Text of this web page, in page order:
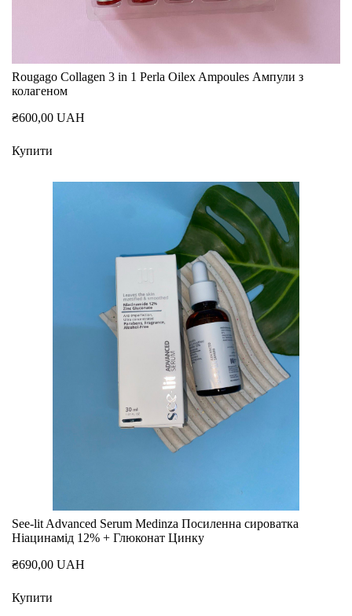
Rougago Collagen 3 in 1 Perla Oilex Ampoules Ампули з
колагеном
₴600,00 UAH
Купити
See-lit Advanced Serum Medinza Посиленна сироватка
Ніацинамід 12% + Глюконат Цинку
₴690,00 UAH
Купити